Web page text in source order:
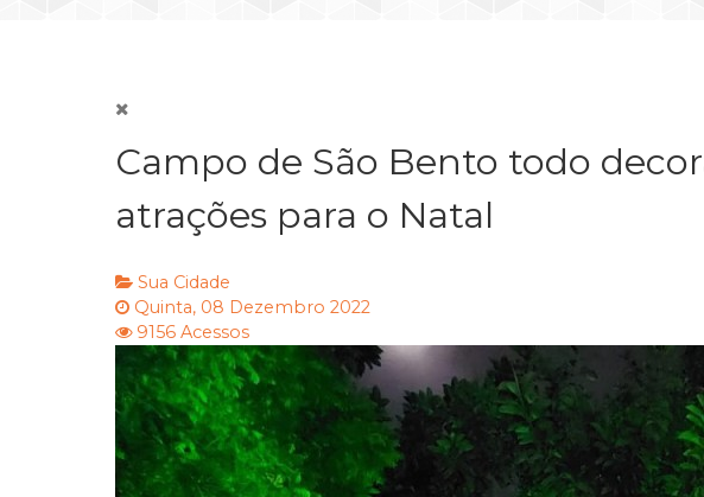
Campo de São Bento todo
atrações para o Natal
Sua Cidade
Quinta, 08 Dezembro 2022
9156 Acessos